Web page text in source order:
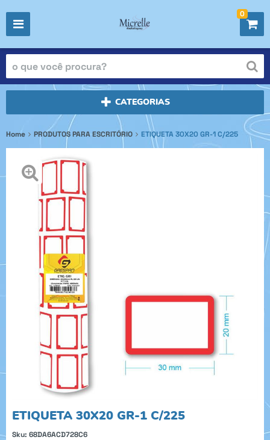
0
CATEGORIAS
Home PRODUTOS PARA ESCRITÓRIO ETIQUETA 30X20 GR-1 C/225
ETIQUETA 30X20 GR-1 C/225
Sku: 68DA6ACD728C6